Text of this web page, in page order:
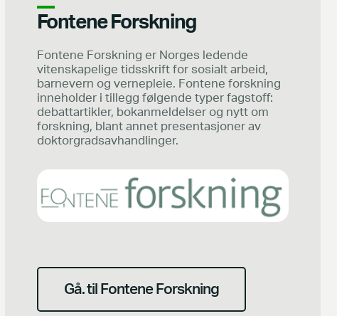
Fontene Forskning
Fontene Forskning er Norges ledende
vitenskapelige tidsskrift for sosialt arbeid,
barnevern og vernepleie. Fontene forskning
inneholder i tillegg følgende typer fagstoff:
debattartikler, bokanmeldelser og nytt om
forskning, blant annet presentasjoner av
doktorgradsavhandlinger.
Gå. til Fontene Forskning